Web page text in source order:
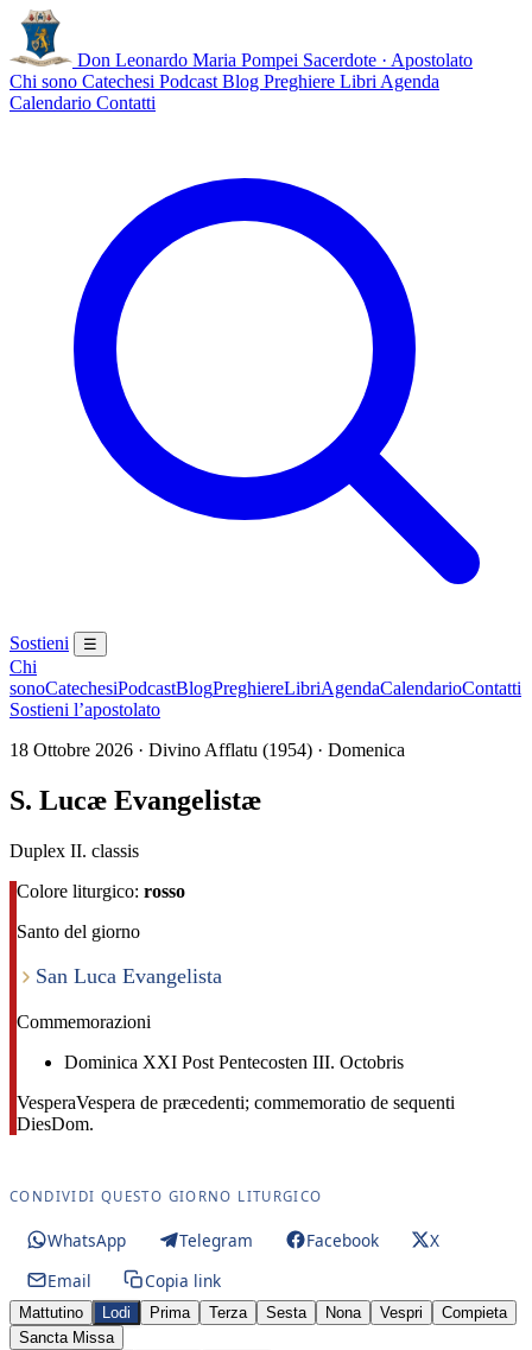
Don Leonardo Maria Pompei Sacerdote · Apostolato
Chi sono Catechesi Podcast Blog Preghiere Libri Agenda
Calendario Contatti
Sostieni ☰
Chi
sonoCatechesiPodcastBlogPreghiereLibriAgendaCalendarioContatti
Sostieni l’apostolato
18 Ottobre 2026 · Divino Afflatu (1954) · Domenica
S. Lucæ Evangelistæ
Duplex II. classis
Colore liturgico: rosso
Santo del giorno
San Luca Evangelista
Commemorazioni
Dominica XXI Post Pentecosten III. Octobris
VesperaVespera de præcedenti; commemoratio de sequenti
DiesDom.
CONDIVIDI QUESTO GIORNO LITURGICO
WhatsApp Telegram Facebook
X
Email
Copia link
Mattutino Lodi Prima Terza Sesta Nona Vespri
Compieta
Sancta Missa